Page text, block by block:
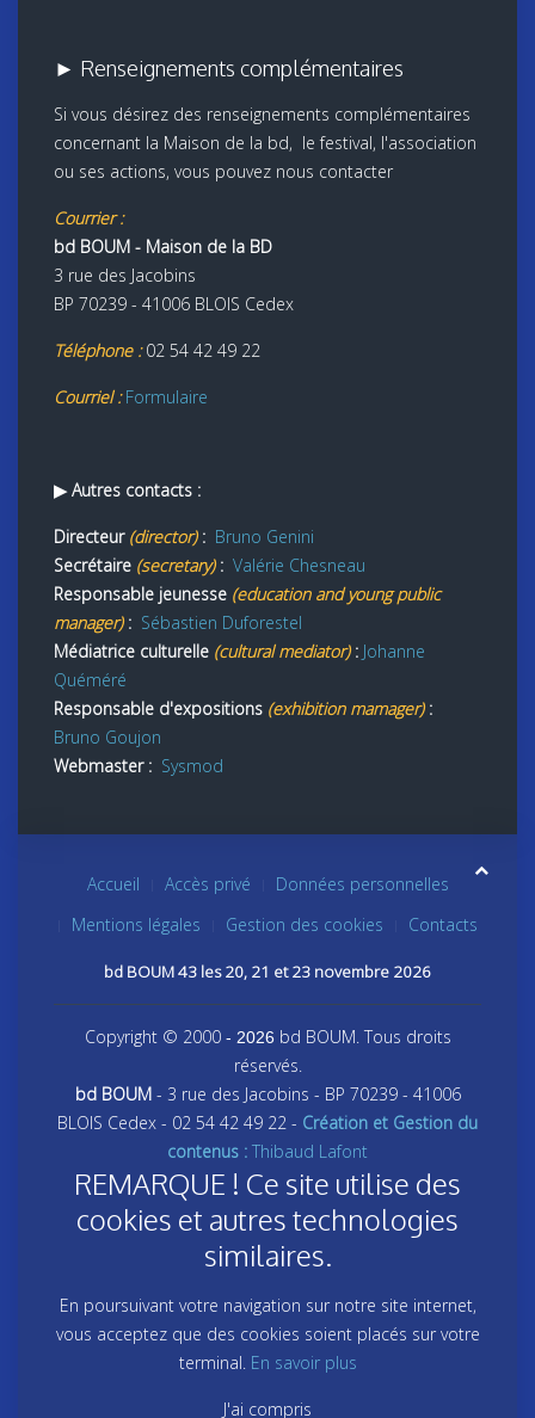
► Renseignements complémentaires
Si vous désirez des renseignements complémentaires
concernant la Maison de la bd, le festival, l'association
ou ses actions, vous pouvez nous contacter
Courrier :
bd BOUM - Maison de la BD
3 rue des Jacobins
BP 70239 - 41006 BLOIS Cedex
Téléphone :02 54 42 49 22
Courriel : Formulaire
▶ Autres contacts :
Directeur (director): Bruno Genini
Secrétaire (secretary) : Valérie Chesneau
Responsable jeunesse (education and young public
manager) : Sébastien Duforestel
Médiatrice culturelle (cultural mediator) : Johanne
Quéméré
Responsable d'expositions (exhibition mamager) :
Bruno Goujon
Webmaster : Sysmod
Accueil Accès privé
Données personnelles
Mentions légales
Gestion des cookies Contacts
bd BOUM 43 les 20, 21 et 23 novembre 2026
Copyright © 2000- 2026 bd BOUM. Tous droits
réservés.
bd BOUM- 3 rue des Jacobins - BP 70239 - 41006
BLOIS Cedex - 02 54 42 49 22 - Création et Gestion du
contenus : Thibaud Lafont
REMARQUE ! Ce site utilise des
cookies et autres technologies
similaires.
En poursuivant votre navigation sur notre site internet,
vous acceptez que des cookies soient placés sur votre
terminal. En savoir plus
J'ai compris